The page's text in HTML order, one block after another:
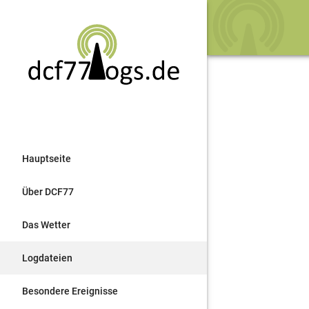
Hauptseite
Über DCF77
Das Wetter
Logdateien
Besondere Ereignisse